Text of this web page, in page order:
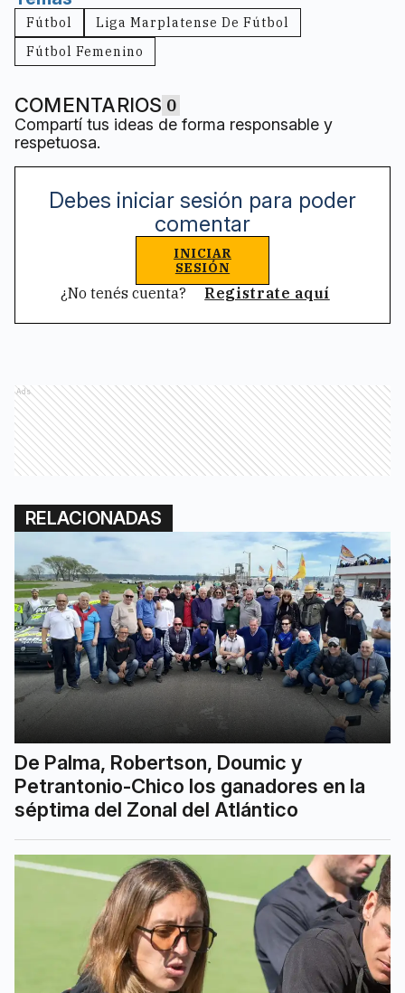
Fútbol
Liga Marplatense De Fútbol
Fútbol Femenino
COMENTARIOS 0
Compartí tus ideas de forma responsable y
respetuosa.
Debes iniciar sesión para poder
comentar
INICIAR
SESIÓN
¿No tenés cuenta? Registrate aquí
Ads
RELACIONADAS
De Palma, Robertson, Doumic y
Petrantonio-Chico los ganadores en la
séptima del Zonal del Atlántico